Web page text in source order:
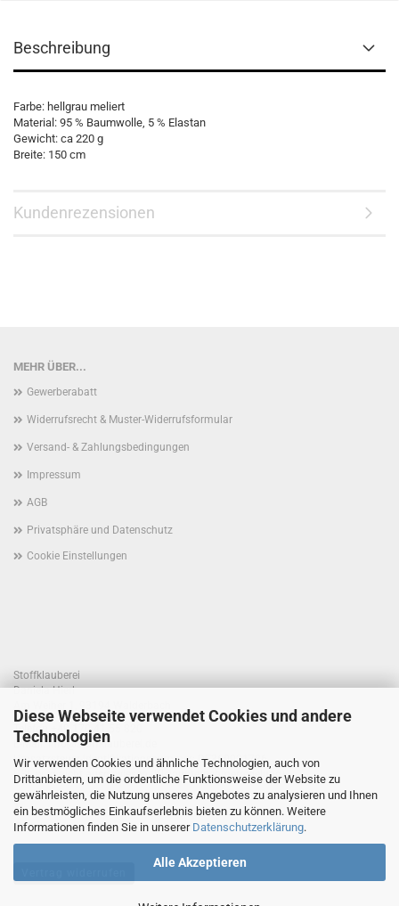
Diese Webseite verwendet Cookies und andere
Technologien
Wir verwenden Cookies und ähnliche Technologien, auch von
Drittanbietern, um die ordentliche Funktionsweise der Website zu
gewährleisten, die Nutzung unseres Angebotes zu analysieren und Ihnen
ein bestmögliches Einkaufserlebnis bieten zu können. Weitere
Informationen finden Sie in unserer Datenschutzerklärung.
Alle Akzeptieren
Beschreibung
Farbe: hellgrau meliert
Material: 95 % Baumwolle, 5 % Elastan
Gewicht: ca 220 g
Breite: 150 cm
Kundenrezensionen
MEHR ÜBER...
Gewerberabatt
Widerrufsrecht & Muster-Widerrufsformular
Versand- & Zahlungsbedingungen
Impressum
AGB
Privatsphäre und Datenschutz
Cookie Einstellungen
Stoffklauberei
Daniela Hierl
Telefon +49 170 41 55 820
E-Mail: info@stoffklauberei.de
Umsatzsteuer-Identifikationsnummer: DE360021786
USt. wird nicht ausgewiesen (Kleinunternehmerregelung)